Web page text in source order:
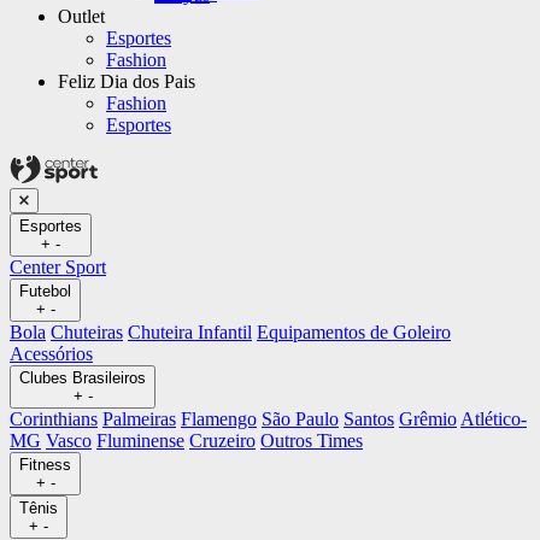
Outlet
Esportes
Fashion
Feliz Dia dos Pais
Fashion
Esportes
Esportes
+ -
Center Sport
Futebol
+ -
Bola Chuteiras Chuteira Infantil Equipamentos de Goleiro
Acessórios
Clubes Brasileiros
+ -
Corinthians Palmeiras Flamengo São Paulo Santos Grêmio Atlético-
MG Vasco Fluminense Cruzeiro Outros Times
Fitness
+ -
Tênis
+ -